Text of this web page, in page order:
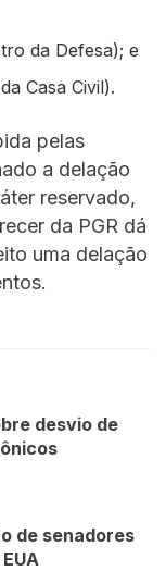
da Defesa); e
Casa Civil).
pelas
a delação
reservado,
da PGR dá
uma delação
desvio de
de senadores